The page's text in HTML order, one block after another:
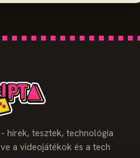
hírek, tesztek, technológia
a videojátékok és a tech